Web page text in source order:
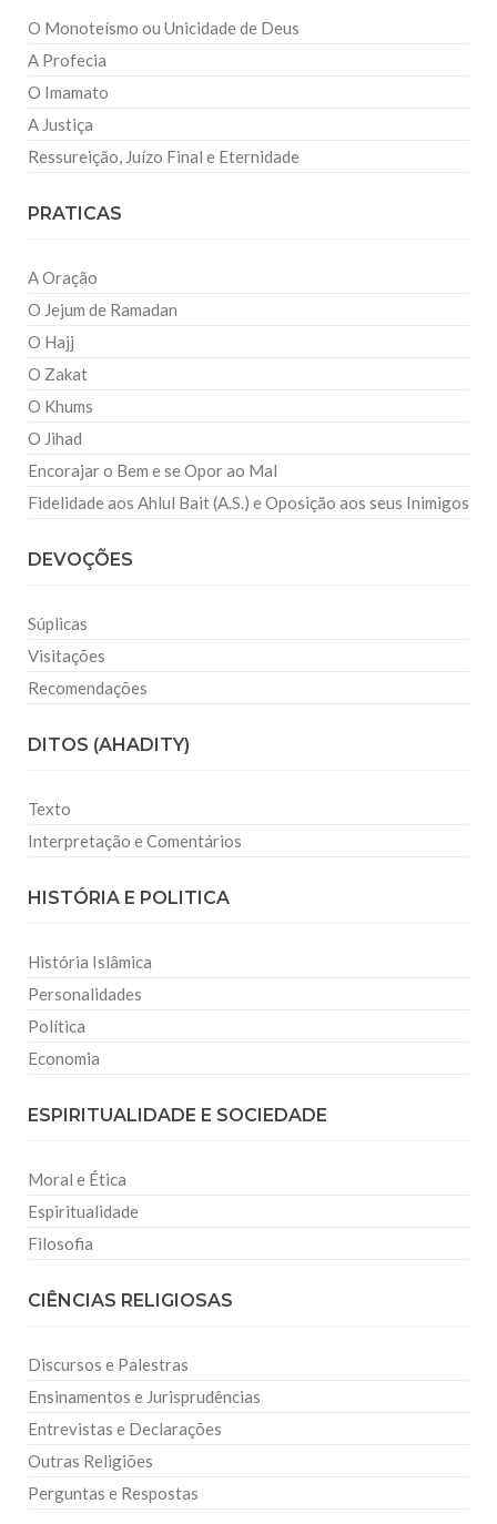
O Monoteísmo ou Unicidade de Deus
A Profecia
O Imamato
A Justiça
Ressureição, Juízo Final e Eternidade
PRATICAS
A Oração
O Jejum de Ramadan
O Hajj
O Zakat
O Khums
O Jihad
Encorajar o Bem e se Opor ao Mal
Fidelidade aos Ahlul Bait (A.S.) e Oposição aos seus Inimigos
DEVOÇÕES
Súplicas
Visitações
Recomendações
DITOS (AHADITY)
Texto
Interpretação e Comentários
HISTÓRIA E POLITICA
História Islâmica
Personalidades
Política
Economia
ESPIRITUALIDADE E SOCIEDADE
Moral e Ética
Espiritualidade
Filosofia
CIÊNCIAS RELIGIOSAS
Discursos e Palestras
Ensinamentos e Jurisprudências
Entrevistas e Declarações
Outras Religiões
Perguntas e Respostas